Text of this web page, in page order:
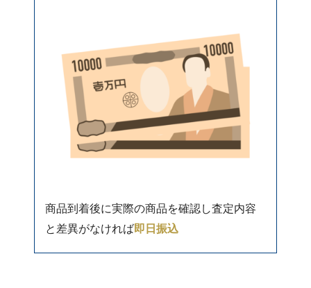
商品到着後に実際の商品を確認し査定内容
と差異がなければ即日振込